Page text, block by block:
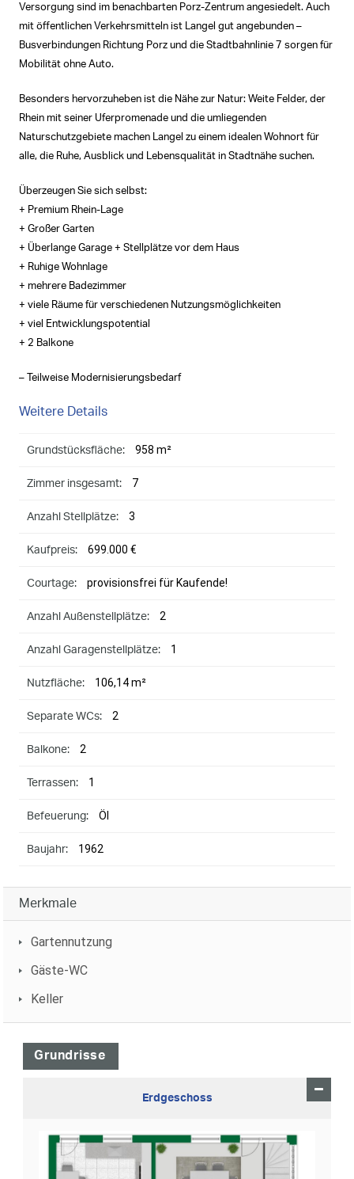
Versorgung sind im benachbarten Porz-Zentrum angesiedelt. Auch
mit öffentlichen Verkehrsmitteln ist Langel gut angebunden –
Busverbindungen Richtung Porz und die Stadtbahnlinie 7 sorgen für
Mobilität ohne Auto.
Besonders hervorzuheben ist die Nähe zur Natur: Weite Felder, der
Rhein mit seiner Uferpromenade und die umliegenden
Naturschutzgebiete machen Langel zu einem idealen Wohnort für
alle, die Ruhe, Ausblick und Lebensqualität in Stadtnähe suchen.
Überzeugen Sie sich selbst:
+ Premium Rhein-Lage
+ Großer Garten
+ Überlange Garage + Stellplätze vor dem Haus
+ Ruhige Wohnlage
+ mehrere Badezimmer
+ viele Räume für verschiedenen Nutzungsmöglichkeiten
+ viel Entwicklungspotential
+ 2 Balkone
– Teilweise Modernisierungsbedarf
Weitere Details
Grundstücksfläche: 958 m²
Zimmer insgesamt: 7
Anzahl Stellplätze: 3
Kaufpreis: 699.000 €
Courtage: provisionsfrei für Kaufende!
Anzahl Außenstellplätze: 2
Anzahl Garagenstellplätze: 1
Nutzfläche: 106,14 m²
Separate WCs: 2
Balkone: 2
Terrassen: 1
Befeuerung: Öl
Baujahr: 1962
Merkmale
Gartennutzung
Gäste-WC
Keller
Grundrisse
Erdgeschoss